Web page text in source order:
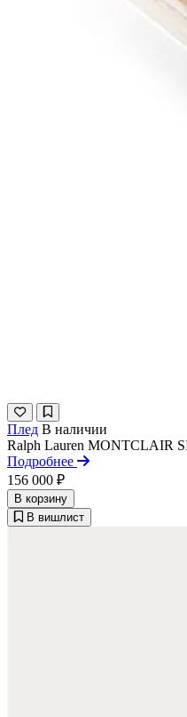
Плед В наличии
Ralph Lauren MONTCLAIR
Подробнее
156 000 ₽
В корзину
В вишлист